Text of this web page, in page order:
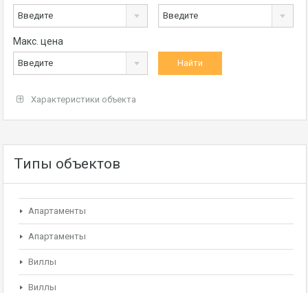
Введите Введите
Макс. цена
Введите
Характеристики объекта
Типы объектов
Апартаменты
Апартаменты
Виллы
Виллы